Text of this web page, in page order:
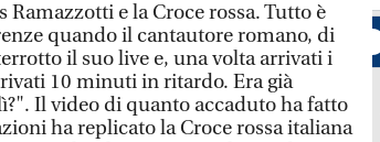
e la Croce rossa. Tutto è
quando il cantautore romano, di
il suo live e, una volta arrivati i
10 minuti in ritardo. Era già
Il video di quanto accaduto ha fatto
ha replicato la Croce rossa italiana